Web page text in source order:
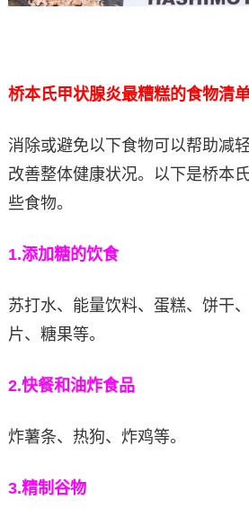
桥本氏甲状腺炎最糟糕的食物清
消除或避免以下食物可以帮助减
改善整体健康状况。以下是桥本
些食物。
1.添加糖的饮食
苏打水、能量饮料、蛋糕、饼干
片、糖果等。
2.快餐和油炸食品
炸薯条、热狗、炸鸡等。
3.精制谷物